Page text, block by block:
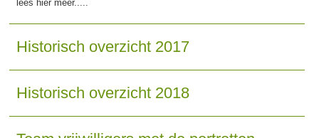
lees hier meer.....
Historisch overzicht 2017
Historisch overzicht 2018